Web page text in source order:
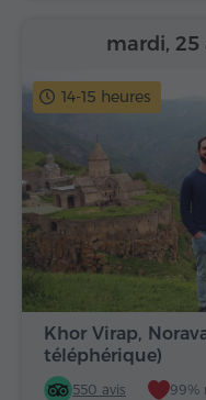
14-15 heures
Khor Virap,
téléphérique)
550 avis 99%
mardi, 25